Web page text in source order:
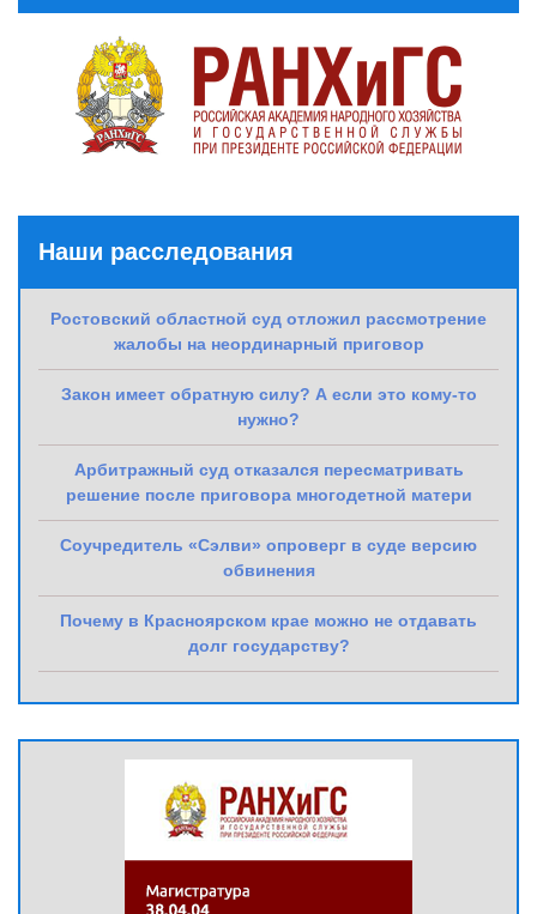
Наши расследования
Ростовский областной суд отложил рассмотрение
жалобы на неординарный приговор
Закон имеет обратную силу? А если это кому-то
нужно?
Арбитражный суд отказался пересматривать
решение после приговора многодетной матери
Соучредитель «Сэлви» опроверг в суде версию
обвинения
Почему в Красноярском крае можно не отдавать
долг государству?